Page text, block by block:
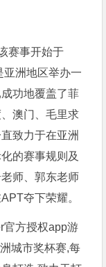
赛事开始于
亚洲地区举办一
功地覆盖了菲
澳门、毛里求
致力于在亚洲
的赛事规则及
师、郭东老师
夺下荣耀。
官方授权app游
城市奖杯赛,每